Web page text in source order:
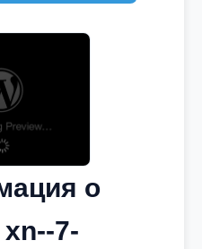
о
xn--7-